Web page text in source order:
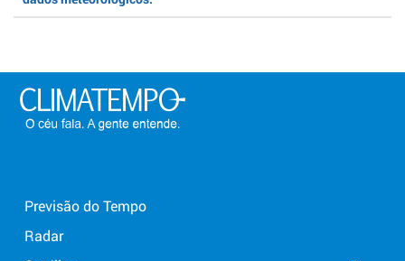
Previsão do Tempo
Radar